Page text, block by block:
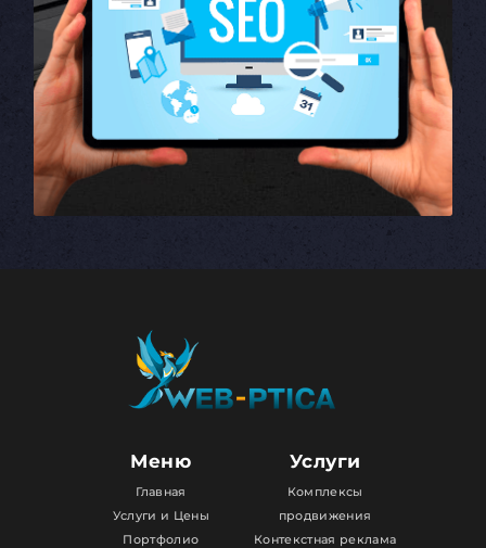
Меню
Главная
Услуги и Цены
Портфолио
Услуги
Комплексы
продвижения
Контекстная реклама